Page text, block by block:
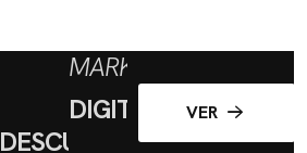
DESCUBRA
MARKETING
DIGITAL
VER